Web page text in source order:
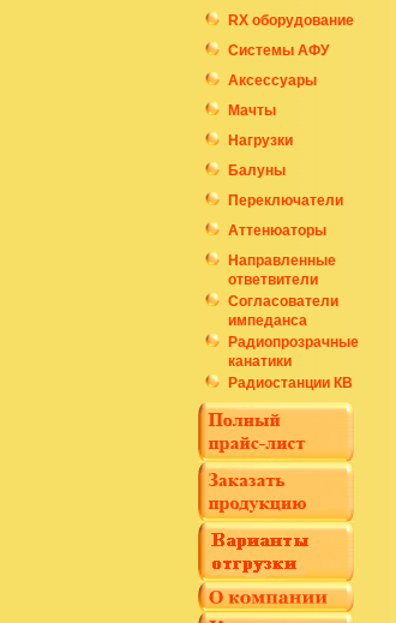
RX оборудование
Системы АФУ
Аксессуары
Мачты
Нагрузки
Балуны
Переключатели
Аттенюаторы
Направленные
ответвители
Согласователи
импеданса
Радиопрозрачные
канатики
Радиостанции КВ